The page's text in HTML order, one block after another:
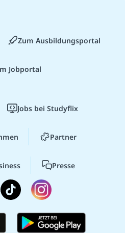
Zum Ausbildungsportal
Jobportal
Jobs bei Studyflix
Partner
Presse